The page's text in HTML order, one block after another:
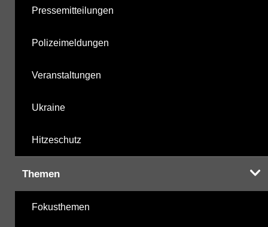
Pressemitteilungen
Polizeimeldungen
Veranstaltungen
Ukraine
Hitzeschutz
Themen
Fokusthemen